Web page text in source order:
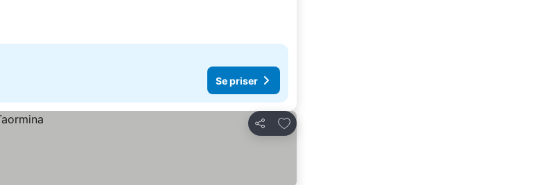
Se priser
Dela
Lägg till i Mina Favoriter